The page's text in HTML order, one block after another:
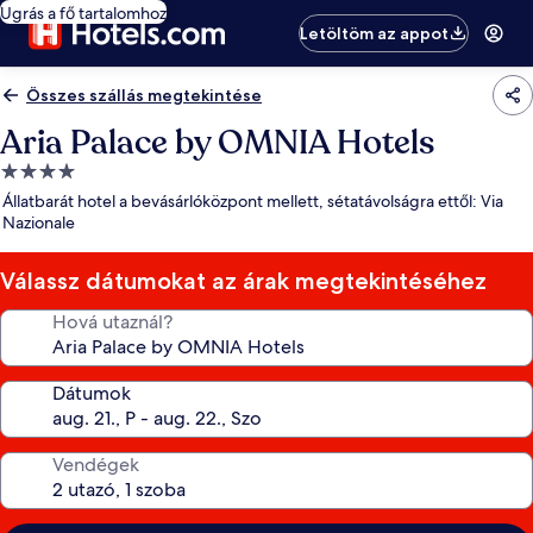
Ugrás a fő tartalomhoz
Letöltöm az appot
Összes szállás megtekintése
Aria Palace by OMNIA Hotels
4.0
csillagos
szálláshely
Állatbarát hotel a bevásárlóközpont mellett, sétatávolságra ettől: Via
Nazionale
Válassz dátumokat az árak megtekintéséhez
Hová utaznál?
Dátumok
Vendégek